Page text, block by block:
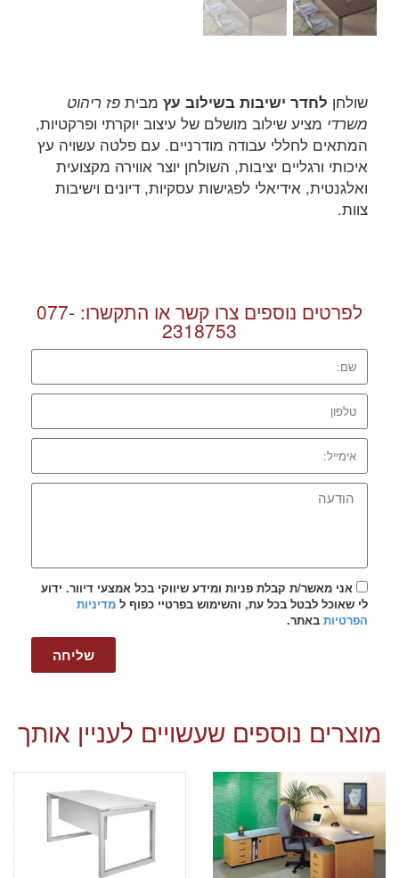
שולחן לחדר ישיבות בשילוב עץ מבית פז ריהוט
משרדי מציע שילוב מושלם של עיצוב יוקרתי ופרקטיות,
המתאים לחללי עבודה מודרניים. עם פלטה עשויה עץ
איכותי ורגליים יציבות, השולחן יוצר אווירה מקצועית
ואלגנטית, אידיאלי לפגישות עסקיות, דיונים וישיבות
צוות.
לפרטים נוספים צרו קשר או התקשרו: 077-
2318753
אני מאשר/ת קבלת פניות ומידע שיווקי בכל אמצעי דיוור. ידוע
לי שאוכל לבטל בכל עת, והשימוש בפרטיי כפוף ל מדיניות
הפרטיות באתר.
שליחה
מוצרים נוספים שעשויים לעניין אותך